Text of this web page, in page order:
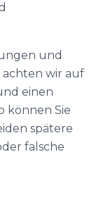
und
wir auf
einen
können Sie
spätere
falsche